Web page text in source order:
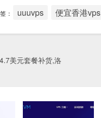
： uuuvps 便宜香港vps
美元套餐补货,洛